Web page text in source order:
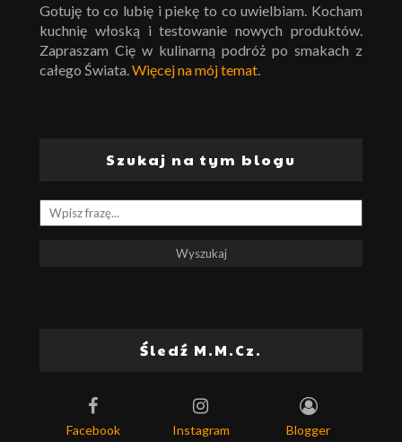
Gotuję to co lubię i piekę to co uwielbiam. Kocham
kuchnię włoską i testowanie nowych produktów.
Zapraszam Cię w kulinarną podróż po smakach z
całego Świata.Więcej na mój temat.
Szukaj na tym blogu
Śledź M.M.Cz.
Facebook Instagram Blogger